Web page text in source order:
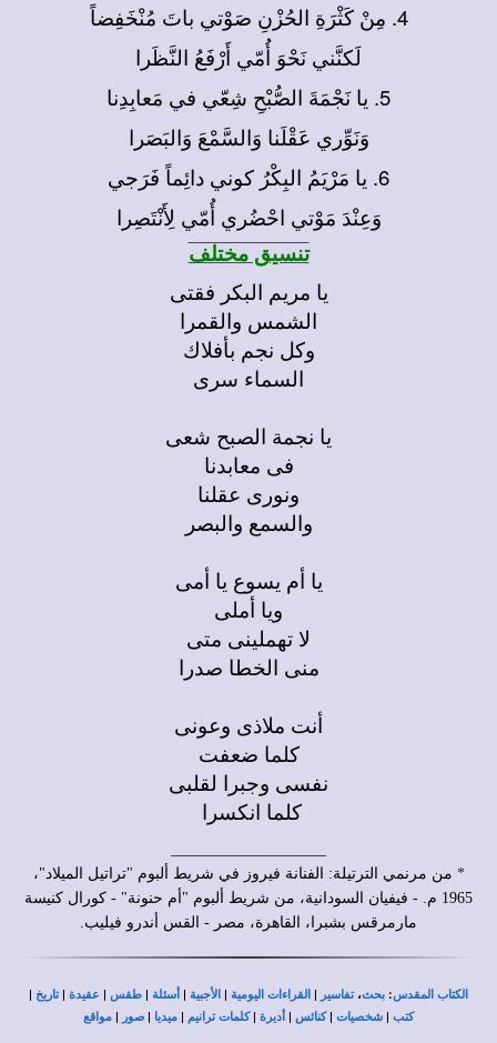
4. مِنْ كَثْرَةِ الحُزْنِ صَوْتي باتَ مُنْخَفِضاً
لَكنَّني نَحْوَ أُمّي أَرْفَعُ النَّظَرا
5. يا نَجْمَةَ الصُّبْحِ شِعّي في مَعابِدِنا
وَنَوِّري عَقْلَنا وَالسَّمْعَ وَالبَصَرا
6. يا مَرْيَمُ البِكْرُ كوني دائِماً فَرَجي
وَعِنْدَ مَوْتي احْضُري أُمّي لِأَنْتَصِرا
تنسيق مختلف
يا مريم البكر فقتى
الشمس والقمرا
وكل نجم بأفلاك
السماء سرى
يا نجمة الصبح شعى
فى معابدنا
ونورى عقلنا
والسمع والبصر
يا أم يسوع يا أمى
ويا أملى
لا تهملينى متى
منى الخطا صدرا
أنت ملاذى وعونى
كلما ضعفت
نفسى وجبرا لقلبى
كلما انكسرا
* من مرنمي الترتيلة: الفنانة فيروز في شريط ألبوم "تراتيل الميلاد"،
1965 م. - فيفيان السودانية، من شريط ألبوم "أم حنونة" - كورال كنيسة
مارمرقس بشبرا، القاهرة، مصر - القس أندرو فيليب.
الكتاب المقدس: بحث،تفاسير | القراءات اليومية | الأجبية | أسئلة | طقس | عقيدة |تاريخ |
كتب | شخصيات |كنائس | أديرة |كلمات ترانيم | ميديا | صور | مواقع